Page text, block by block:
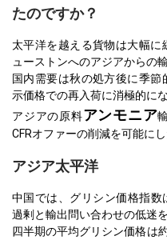
たのですか？
太平洋を越える貨物は大幅に
ューストンへのアジアからの
国内需要は秋の処方後に季
示価格での再入荷に消極的にな
アジアの原料アンモニア
CFRオファーの削減を可能にし
アジア太平洋
中国では、グリシン価格指
過剰と輸出問い合わせの低迷
四半期の平均グリシン価格は